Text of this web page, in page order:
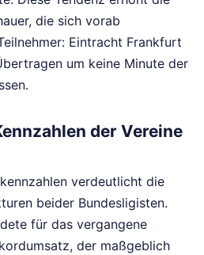
die sich vorab
Eintracht Frankfurt
um keine Minute der
der Vereine
verdeutlicht die
beider Bundesligisten.
für das vergangene
der maßgeblich